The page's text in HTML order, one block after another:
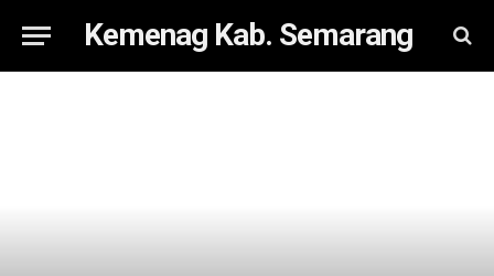
Kemenag Kab. Semarang